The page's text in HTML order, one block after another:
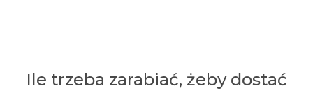
Ile trzeba zarabiać, żeby dostać